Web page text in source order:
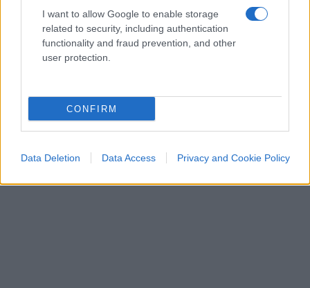
I want to allow Google to enable storage
related to security, including authentication
functionality and fraud prevention, and other
user protection.
CONFIRM
Data Deletion Data Access Privacy and Cookie Policy